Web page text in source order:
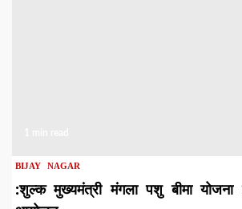
BIJAY NAGAR
:शुल्क मुख्यमंत्री मंगला पशु बीमा